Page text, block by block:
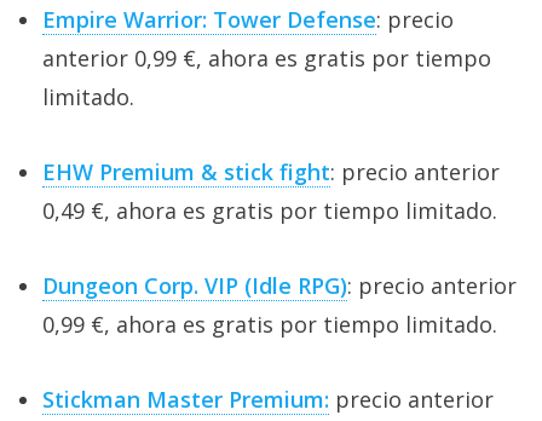
Empire Warrior: Tower Defense: precio
anterior 0,99 €, ahora es gratis por tiempo
limitado.
EHW Premium & stick fight: precio anterior
0,49 €, ahora es gratis por tiempo limitado.
Dungeon Corp. VIP (Idle RPG): precio anterior
0,99 €, ahora es gratis por tiempo limitado.
Stickman Master Premium: precio anterior